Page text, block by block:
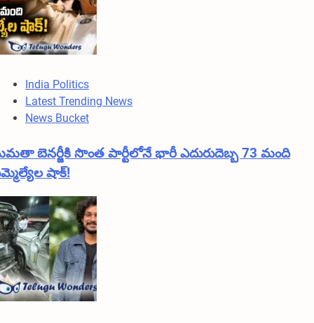
India Politics
Latest Trending News
News Bucket
బెనర్జీకి సొంత పార్టీలోనే భారీ ఎదురుదెబ్బ 73 మంది
షాక్!